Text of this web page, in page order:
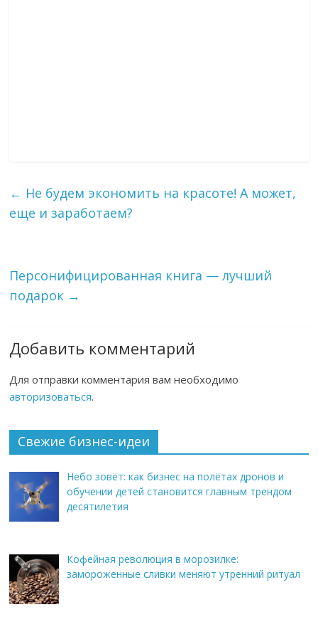
← Не будем экономить на красоте! А может,
еще и заработаем?
Персонифицированная книга — лучший
подарок →
Добавить комментарий
Для отправки комментария вам необходимо
авторизоваться.
Свежие бизнес-идеи
Небо зовёт: как бизнес на полётах дронов и
обучении детей становится главным трендом
десятилетия
Кофейная революция в морозилке:
замороженные сливки меняют утренний ритуал